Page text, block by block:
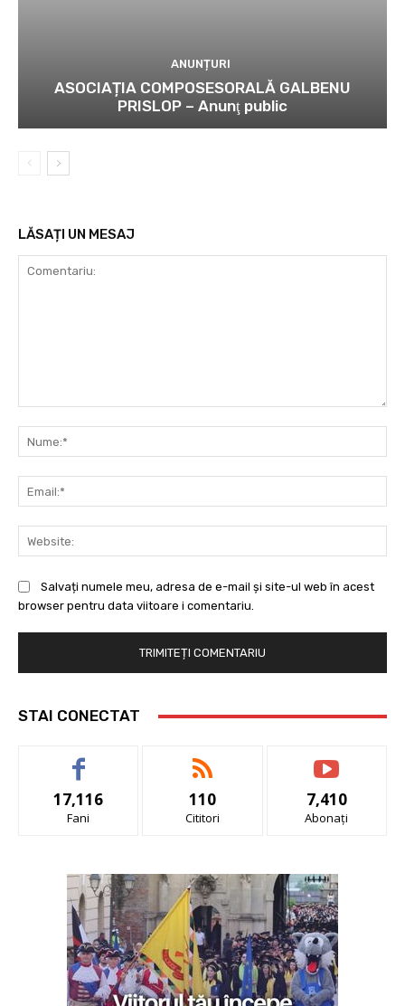
ANUNȚURI
ASOCIAȚIA COMPOSESORALĂ GALBENU
PRISLOP – Anunţ public
LĂSAȚI UN MESAJ
Salvați numele meu, adresa de e-mail și site-ul web în acest
browser pentru data viitoare i comentariu.
STAI CONECTAT
17,116
Fani
110
Cititori
7,410
Abonați